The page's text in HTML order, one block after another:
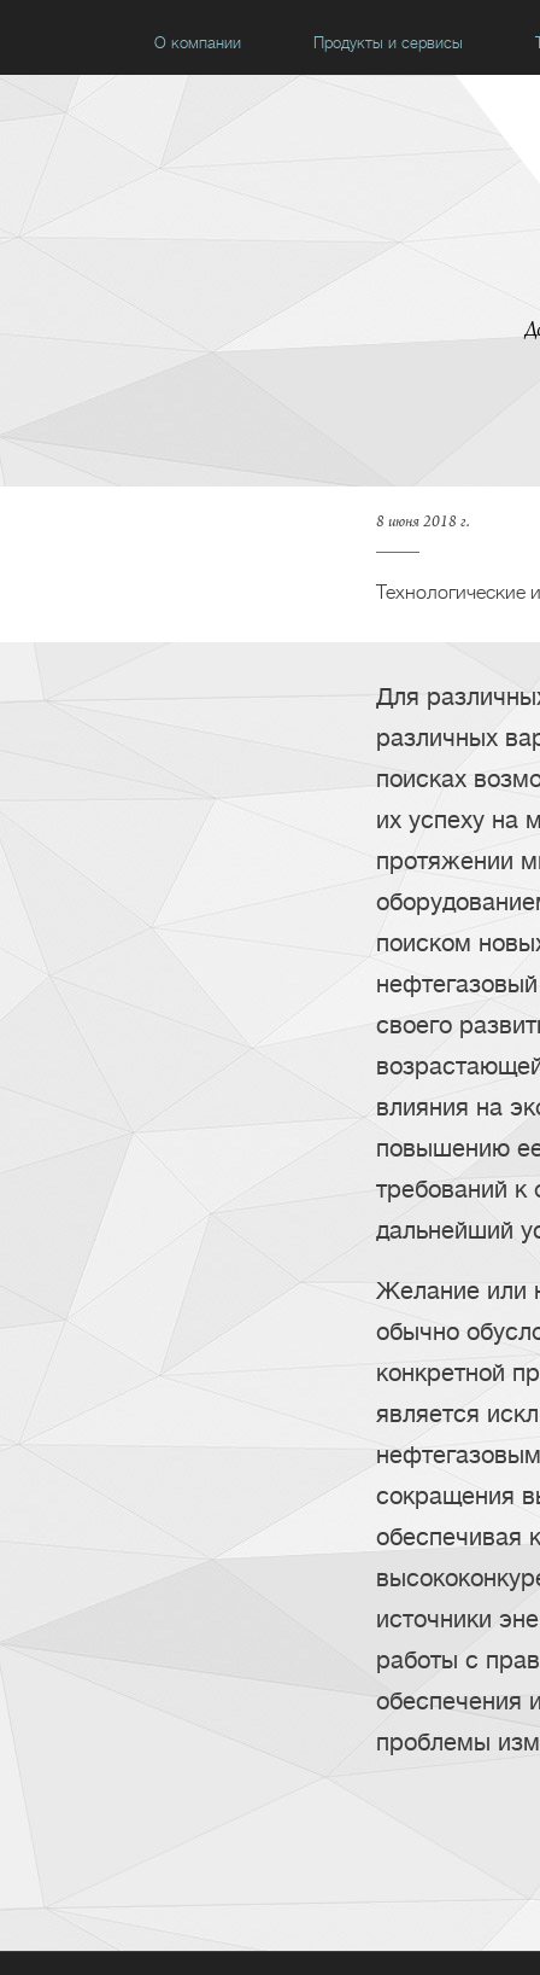
О компании Продукты и сервисы
8 июня 2018 г.
Технологические
Для
различных
поисках
их успеху на
протяжении
поиском
своего
влияния на
повышению
требований
дальнейший
Желание или
обычно
конкретной
является
сокращения
обеспечивая
источники
работы с
обеспечения
проблемы